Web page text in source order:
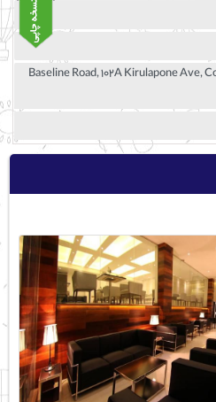
Baseline Road, 102A Kirulapone Ave,